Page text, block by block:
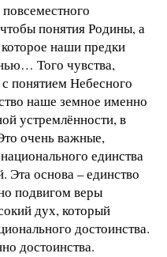
понятия Родины, а
наши предки
Того чувства,
понятием Небесного
наше земное именно
устремлённости, в
очень важные,
единства
Эта основа – единство
подвигом веры
дух, который
достоинства.
достоинства.